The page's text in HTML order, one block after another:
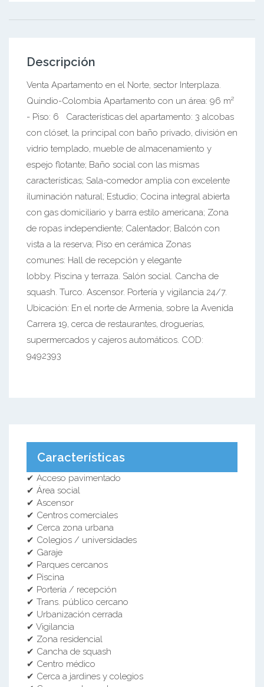
Descripción
Venta Apartamento en el Norte, sector Interplaza.
Quindio-Colombia Apartamento con un área: 96 m²
- Piso: 6 Características del apartamento: 3 alcobas
con clóset, la principal con baño privado, división en
vidrio templado, mueble de almacenamiento y
espejo flotante; Baño social con las mismas
características; Sala-comedor amplia con excelente
iluminación natural; Estudio; Cocina integral abierta
con gas domiciliario y barra estilo americana; Zona
de ropas independiente; Calentador; Balcón con
vista a la reserva; Piso en cerámica Zonas
comunes: Hall de recepción y elegante
lobby. Piscina y terraza. Salón social. Cancha de
squash. Turco. Ascensor. Portería y vigilancia 24/7.
Ubicación: En el norte de Armenia, sobre la Avenida
Carrera 19, cerca de restaurantes, droguerías,
supermercados y cajeros automáticos. COD:
9492393
Características
✔ Acceso pavimentado
✔ Área social
✔ Ascensor
✔ Centros comerciales
✔ Cerca zona urbana
✔ Colegios / universidades
✔ Garaje
✔ Parques cercanos
✔ Piscina
✔ Portería / recepción
✔ Trans. público cercano
✔ Urbanización cerrada
✔ Vigilancia
✔ Zona residencial
✔ Cancha de squash
✔ Centro médico
✔ Cerca a jardines y colegios